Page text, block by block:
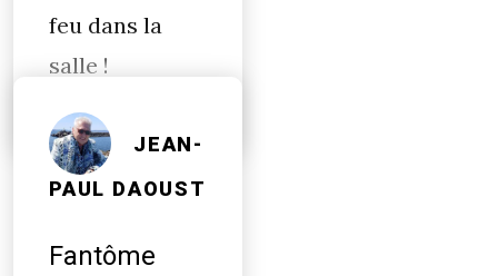
feu dans la
salle !
JEAN-
PAUL DAOUST
Fantôme